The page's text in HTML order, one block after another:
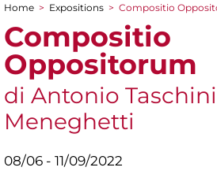
You are here
Home > Expositions > Compositio
Compositio
Oppositorum
di Antonio
Meneghetti
08/06 - 11/09/2022